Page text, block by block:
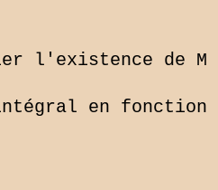
l'existence de M
en fonction